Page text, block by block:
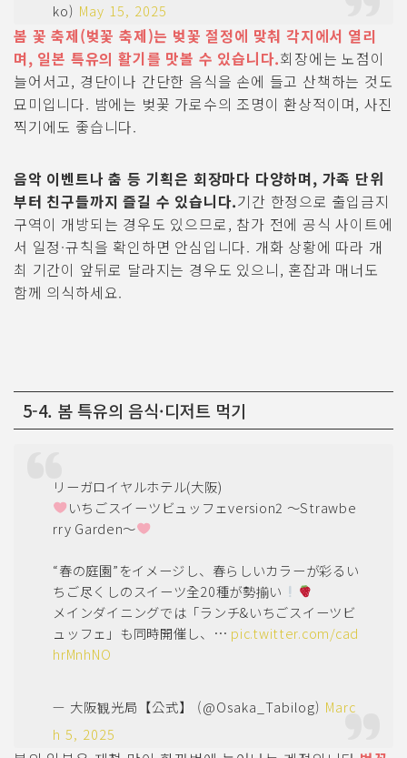
ko) May 15, 2025
봄 꽃 축제(벚꽃 축제)는 벚꽃 절정에 맞춰 각지에서 열리
며, 일본 특유의 활기를 맛볼 수 있습니다.회장에는 노점이
늘어서고, 경단이나 간단한 음식을 손에 들고 산책하는 것도
묘미입니다. 밤에는 벚꽃 가로수의 조명이 환상적이며, 사진
찍기에도 좋습니다.
음악 이벤트나 춤 등 기획은 회장마다 다양하며, 가족 단위
부터 친구들까지 즐길 수 있습니다.기간 한정으로 출입금지
구역이 개방되는 경우도 있으므로, 참가 전에 공식 사이트에
서 일정·규칙을 확인하면 안심입니다. 개화 상황에 따라 개
최 기간이 앞뒤로 달라지는 경우도 있으니, 혼잡과 매너도
함께 의식하세요.
5-4. 봄 특유의 음식·디저트 먹기
リーガロイヤルホテル(大阪)
いちごスイーツビュッフェversion2 ～Strawbe
rry Garden～
“春の庭園”をイメージし、春らしいカラーが彩るい
ちご尽くしのスイーツ全20種が勢揃い
メインダイニングでは「ランチ&いちごスイーツビ
ュッフェ」も同時開催し、… pic.twitter.com/cad
hrMnhNO
— 大阪観光局【公式】 (@Osaka_Tabilog) Marc
h 5, 2025